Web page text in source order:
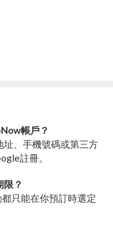
帳戶？
址、手機號碼或第三方
註冊。
限？
只能在你預訂時選定